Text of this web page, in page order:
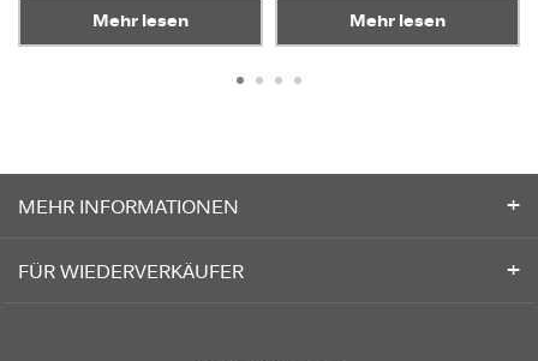
Mehr lesen Mehr lesen
MEHR INFORMATIONEN
FÜR WIEDERVERKÄUFER